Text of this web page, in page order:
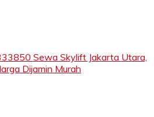
Sewa Skylift Jakarta Utara,
Dijamin Murah